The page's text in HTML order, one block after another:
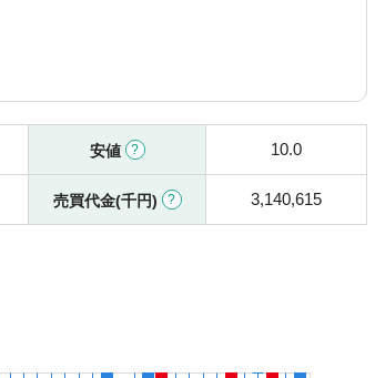
安値 10.0
売買代金(千円) 3,140,615